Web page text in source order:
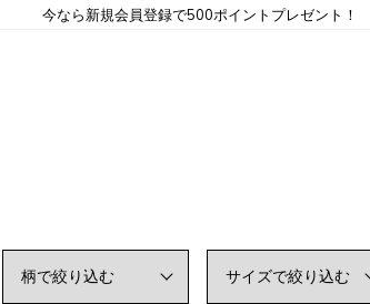
今なら新規会員登録で500ポイントプレゼント！